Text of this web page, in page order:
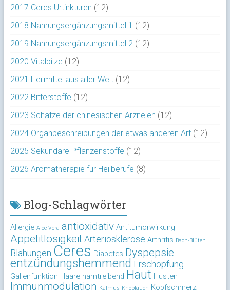
2017 Ceres Urtinkturen (12)
2018 Nahrungsergänzungsmittel 1 (12)
2019 Nahrungsergänzungsmittel 2 (12)
2020 Vitalpilze (12)
2021 Heilmittel aus aller Welt(12)
2022 Bitterstoffe (12)
2023 Schätze der chinesischen Arzneien (12)
2024 Organbeschreibungen der etwas anderen Art(12)
2025 Sekundäre Pflanzenstoffe (12)
2026 Aromatherapie für Heilberufe (8)
Blog-Schlagwörter
Allergie Aloe Vera antioxidativ Antitumorwirkung
Appetitlosigkeit Arteriosklerose Arthritis Bach-Blüten
Blähungen Ceres Diabetes Dyspepsie
entzündungshemmend Erschöpfung
Gallenfunktion Haare harntreibend Haut Husten
Immunmodulation Kalmus Knoblauch Kopfschmerz